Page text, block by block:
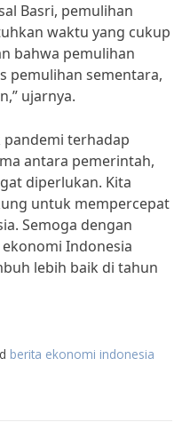
Basri, pemulihan
waktu yang cukup
bahwa pemulihan
pemulihan sementara,
ujarnya.
terhadap
antara pemerintah,
diperlukan. Kita
untuk mempercepat
Semoga dengan
Indonesia
lebih baik di tahun
berita ekonomi indonesia